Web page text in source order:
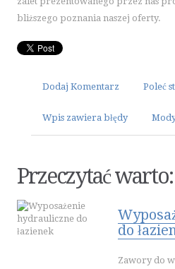
ART.
PRZEMYSŁ
CZĘŚCI
USŁUGI
SALONY,
PUBLIC
bliższego poznania naszej oferty.
Dodaj Komentarz Poleć
Wpis zawiera błędy
Przeczytać warto:
do
Zawory do